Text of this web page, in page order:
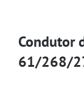
Condutor
61/268/